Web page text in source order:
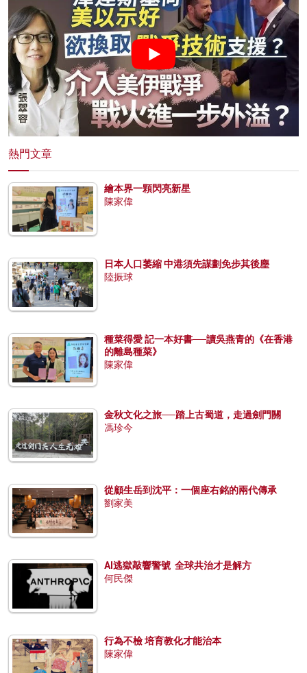
熱門文章
繪本界一顆閃亮新星
陳家偉
日本人口萎縮 中港須先謀劃免步其後塵
陸振球
種菜得愛 記一本好書──讀吳燕青的《在香港
的離島種菜》
陳家偉
金秋文化之旅──踏上古蜀道，走過劍門關
馮珍今
從顧生岳到沈平：一個座右銘的兩代傳承
劉家美
AI逃獄敲響警號 全球共治才是解方
何民傑
行為不檢 培育教化才能治本
陳家偉